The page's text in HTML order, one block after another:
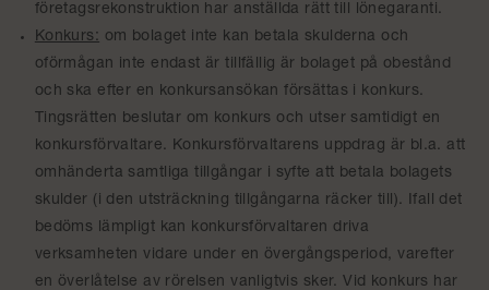
företagsrekonstruktion har anställda rätt till lönegaranti.
Konkurs: om bolaget inte kan betala skulderna och
oförmågan inte endast är tillfällig är bolaget på obestånd
och ska efter en konkursansökan försättas i konkurs.
Tingsrätten beslutar om konkurs och utser samtidigt en
konkursförvaltare. Konkursförvaltarens uppdrag är bl.a. att
omhänderta samtliga tillgångar i syfte att betala bolagets
skulder (i den utsträckning tillgångarna räcker till). Ifall det
bedöms lämpligt kan konkursförvaltaren driva
verksamheten vidare under en övergångsperiod, varefter
en överlåtelse av rörelsen vanligtvis sker. Vid konkurs har